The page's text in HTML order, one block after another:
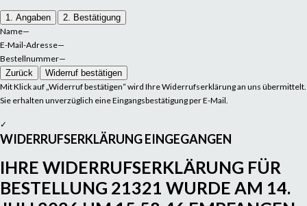
1. Angaben
2. Bestätigung
Name—
E-Mail-Adresse—
Bestellnummer—
Zurück
Widerruf bestätigen
Mit Klick auf „Widerruf bestätigen“ wird Ihre Widerrufserklärung an uns übermittelt.
Sie erhalten unverzüglich eine Eingangsbestätigung per E-Mail.
✓
WIDERRUFSERKLÄRUNG EINGEGANGEN
IHRE WIDERRUFSERKLÄRUNG FÜR
BESTELLUNG 21321 WURDE AM 14.